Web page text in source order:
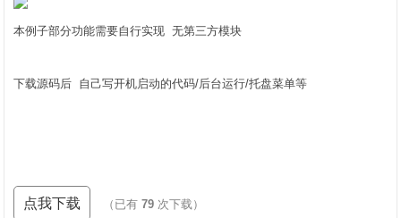
本例子部分功能需要自行实现 无第三方模块
下载源码后 自己写开机启动的代码/后台运行/托盘菜单等
点我下载 （已有79 次下载）